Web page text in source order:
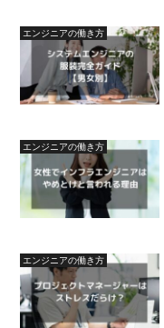
エンジニアの働き方
エンジニアの働き方
エンジニアの働き方